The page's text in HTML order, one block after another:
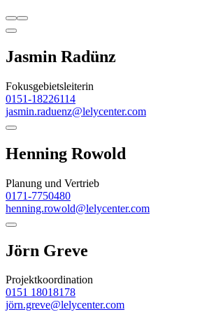
Jasmin Radünz
Fokusgebietsleiterin
0151-18226114
jasmin.raduenz@lelycenter.com
Henning Rowold
Planung und Vertrieb
0171-7750480
henning.rowold@lelycenter.com
Jörn Greve
Projektkoordination
0151 18018178
jörn.greve@lelycenter.com